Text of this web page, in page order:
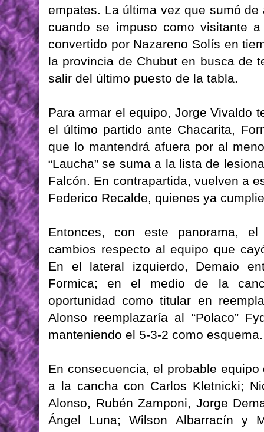
empates. La última vez que sumó
cuando se impuso como visitante
convertido por Nazareno Solís en
la provincia de Chubut en busca de
salir del último puesto de la tabla.
Para armar el equipo, Jorge Vivaldo
el último partido ante Chacarita,
que lo mantendrá afuera por al
“Laucha” se suma a la lista de
Falcón. En contrapartida, vuelven a
Federico Recalde, quienes ya
Entonces, con este panorama, el
cambios respecto al equipo que
En el lateral izquierdo, Demaio
Formica; en el medio de la
oportunidad como titular en
Alonso reemplazaría al “Polaco”
manteniendo el 5-3-2 como esquema.
En consecuencia, el probable
a la cancha con Carlos Kletnicki;
Alonso, Rubén Zamponi, Jorge
Ángel Luna; Wilson Albarracín y